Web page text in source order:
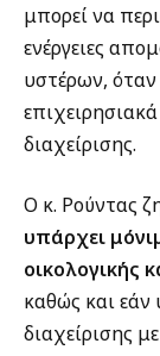
μπορεί να
ενέργειες
υστέρων, όταν
διαχείρισης.
Ο κ. Ρούντας
υπάρχει
οικολογικής
καθώς και εάν
διαχείρισης